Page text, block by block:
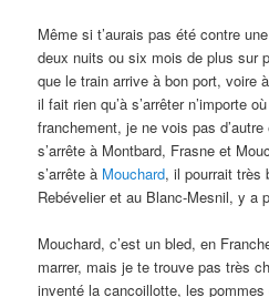
Même si t’aurais pas été contre
deux nuits ou six mois de plus sur
que le train arrive à bon port, voire
il fait rien qu’à s’arrêter n’importe
franchement, je ne vois pas
s’arrête à Montbard, Frasne et
s’arrête à Mouchard, il pourrait très
Rebévelier et au Blanc-Mesnil, y a
Mouchard, c’est un bled, en
marrer, mais je te trouve pas très
inventé la cancoillotte, les